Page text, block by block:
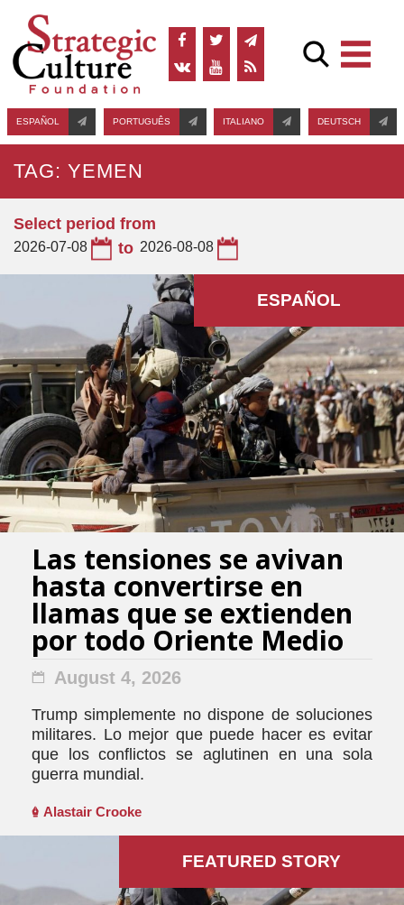
ESPAÑOL PORTUGUÊS ITALIANO DEUTSCH
TAG: YEMEN
Select period from
2026-07-08 to 2026-08-08
ESPAÑOL
Las tensiones se avivan
hasta convertirse en
llamas que se extienden
por todo Oriente Medio
August 4, 2026
Trump simplemente no dispone de soluciones
militares. Lo mejor que puede hacer es evitar
que los conflictos se aglutinen en una sola
guerra mundial.
Alastair Crooke
FEATURED STORY